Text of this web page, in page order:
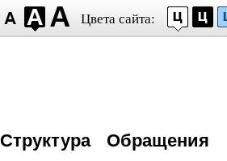
Цвета сайта:
Структура Обращения